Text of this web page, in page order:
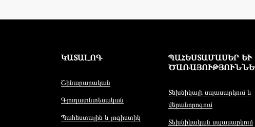
ԿԱՏԱԼՈԳ
Շինարարական
Գյուղատնտեսական
Պահեստային և լոգիստիկ
ՊԱՀԵՍՏԱՄԱՍԵՐ ԵՒ Ծ
ԱՌԱՅՈՒԹՅՈՒՆՆԵՐ
Տեխնիկայի սպասարկում և
վերանորոգում
Տեխնիկական սպասարկում